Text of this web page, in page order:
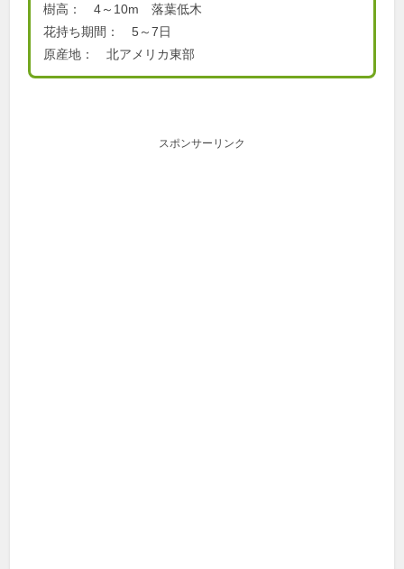
樹高： 4～10m 落葉低木
花持ち期間： 5～7日
原産地： 北アメリカ東部
スポンサーリンク